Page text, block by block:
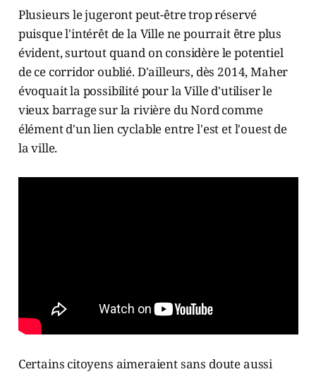
Plusieurs le jugeront peut-être trop réservé
puisque l'intérêt de la Ville ne pourrait être plus
évident, surtout quand on considère le potentiel
de ce corridor oublié. D'ailleurs, dès 2014, Maher
évoquait la possibilité pour la Ville d'utiliser le
vieux barrage sur la rivière du Nord comme
élément d'un lien cyclable entre l'est et l'ouest de
la ville.
Certains citoyens aimeraient sans doute aussi